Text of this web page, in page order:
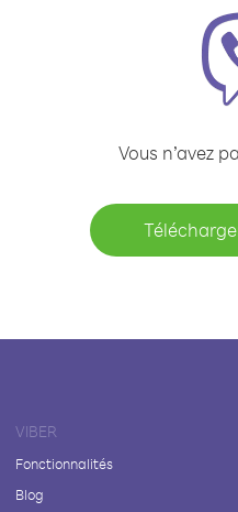
Vous n’avez
VIBER
Fonctionnalités
Blog